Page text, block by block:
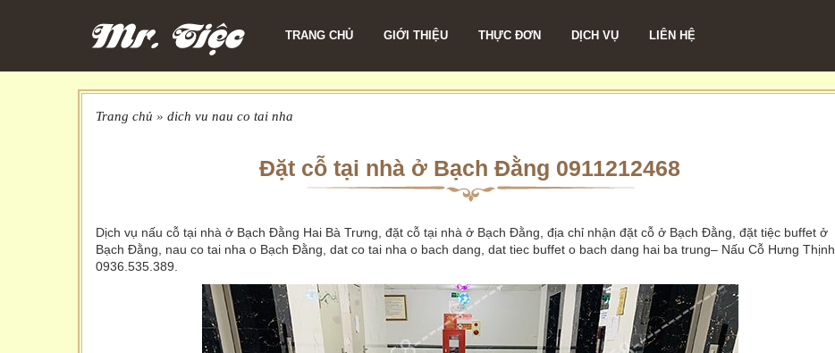
TRANG CHỦ GIỚI THIỆU THỰC ĐƠN DỊCH VỤ LIÊN HỆ
Trang chủ » dich vu nau co tai nha
Đặt cỗ tại nhà ở Bạch Đằng 0911212468
Dịch vụ nấu cỗ tại nhà ở Bạch Đằng Hai Bà Trưng, đặt cỗ tại nhà ở Bạch Đằng, địa chỉ nhận đặt cỗ ở Bạch Đằng, đặt tiệc buffet ở
Bạch Đằng, nau co tai nha o Bạch Đằng, dat co tai nha o bach dang, dat tiec buffet o bach dang hai ba trung– Nấu Cỗ Hưng Thịnh
0936.535.389.